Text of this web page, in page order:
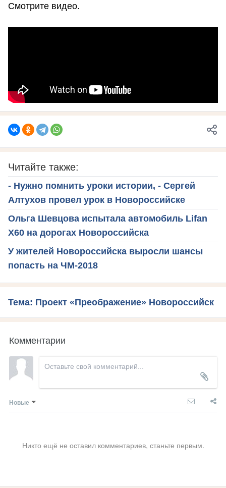
Смотрите видео.
Читайте также:
- Нужно помнить уроки истории, - Сергей
Алтухов провел урок в Новороссийске
Ольга Шевцова испытала автомобиль Lifan
X60 на дорогах Новороссийска
У жителей Новороссийска выросли шансы
попасть на ЧМ-2018
Тема: Проект «Преображение» Новороссийск
Комментарии
Новые
Никто ещё не оставил комментариев, станьте первым.